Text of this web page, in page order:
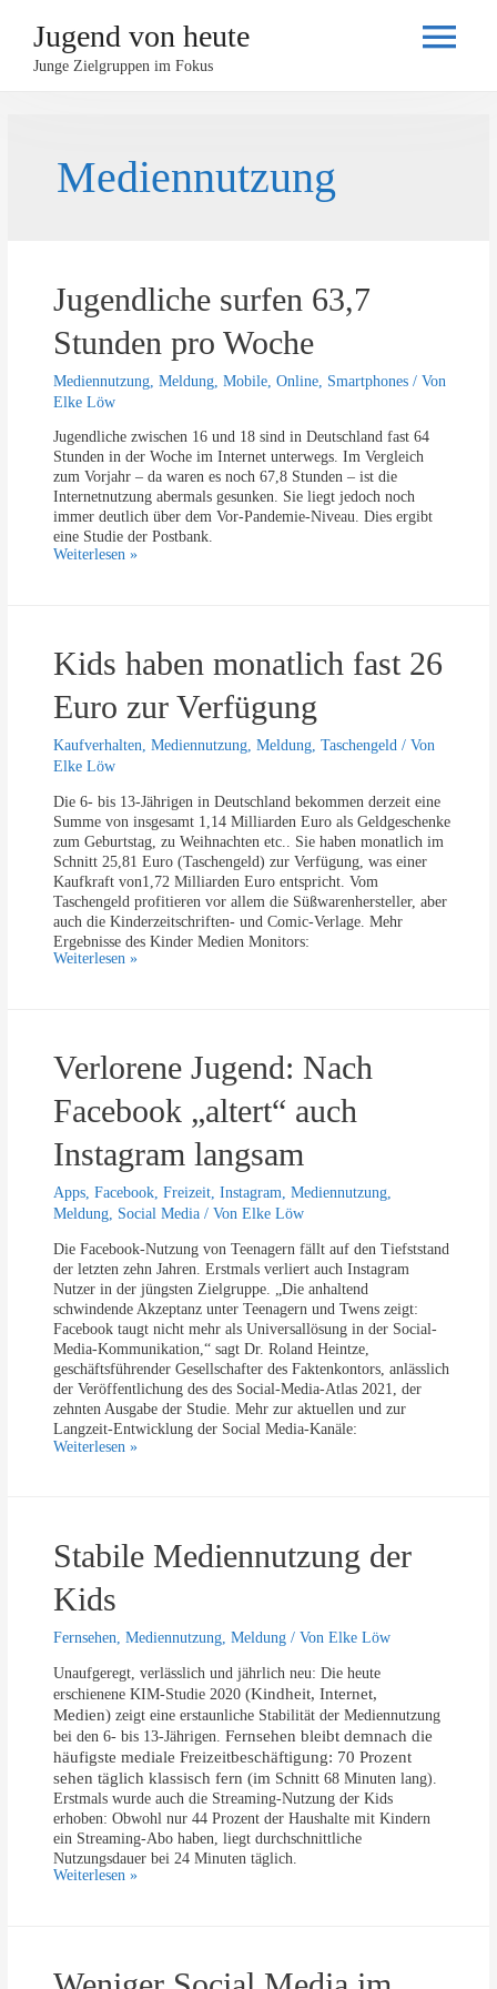
Jugend von heute
Junge Zielgruppen im Fokus
Mediennutzung
Jugendliche surfen 63,7
Stunden pro Woche
Mediennutzung ,Meldung ,Mobile ,Online Smartphones / Von
Elke Löw
Jugendliche zwischen 16 und 18 sind in Deutschland fast 64
Stunden in der Woche im Internet unterwegs. Im Vergleich
zum Vorjahr – da waren es noch 67,8 Stunden – ist die
Internetnutzung abermals gesunken. Sie liegt jedoch noch
immer deutlich über dem Vor-Pandemie-Niveau. Dies ergibt
eine Studie der Postbank.
J
d
l
i
c
e
s
u
r
e
n
6
,
7
d
e
p
o
c
e
Weiterlesen »
Kids haben monatlich fast 26
Euro zur Verfügung
Kaufverhalten ,Mediennutzung ,Meldung ,Taschengeld / Von
Elke Löw
Die 6- bis 13-Jährigen in Deutschland bekommen derzeit eine
Summe von insgesamt 1,14 Milliarden Euro als Geldgeschenke
zum Geburtstag, zu Weihnachten etc.. Sie haben monatlich im
Schnitt 25,81 Euro (Taschengeld) zur Verfügung, was einer
Kaufkraft von1,72 Milliarden Euro entspricht. Vom
Taschengeld profitieren vor allem die Süßwarenhersteller, aber
auch die Kinderzeitschriften- und Comic-Verlage. Mehr
Ergebnisse des Kinder Medien Monitors:
K
a
e
n
a
t
i
c
h
f
a
s
t
2
6
E
r
e
f
g
u
n
g
Weiterlesen »
Verlorene Jugend: Nach
Facebook „altert“ auch
Instagram langsam
Apps,Facebook,Freizeit,Instagram,Mediennutzung,
Meldung, Social Media / VonElke Löw
Die Facebook-Nutzung von Teenagern fällt auf den Tiefststand
der letzten zehn Jahren. Erstmals verliert auch Instagram
Nutzer in der jüngsten Zielgruppe. „Die anhaltend
schwindende Akzeptanz unter Teenagern und Twens zeigt:
Facebook taugt nicht mehr als Universallösung in der Social-
Media-Kommunikation,“ sagt Dr. Roland Heintze,
geschäftsführender Gesellschafter des Faktenkontors, anlässlich
der Veröffentlichung des des Social-Media-Atlas 2021, der
zehnten Ausgabe der Studie. Mehr zur aktuellen und zur
Langzeit-Entwicklung der Social Media-Kanäle:
V
r
e
n
e
u
g
n
:
N
a
c
h
F
a
Weiterlesen »
Stabile Mediennutzung der
Kids
Fernsehen ,Mediennutzung ,Meldung / VonElke Löw
Unaufgeregt, verlässlich und jährlich neu: Die heute
erschienene KIM-Studie 2020(Kindheit, Internet,
Medien)zeigt eine erstaunliche Stabilität der Mediennutzung
bei den 6- bis 13-Jährigen. Fernsehen bleibt demnach die
häufigste mediale Freizeitbeschäftigung: 70 Prozent
sehen täglich klassisch fern (im Schnitt 68 Minuten lang).
Erstmals wurde auch die Streaming-Nutzung der Kids
erhoben: Obwohl nur 44 Prozent der Haushalte mit Kindern
ein Streaming-Abo haben, liegt durchschnittliche
Nutzungsdauer bei 24 Minuten täglich.
S
l
Weiterlesen »